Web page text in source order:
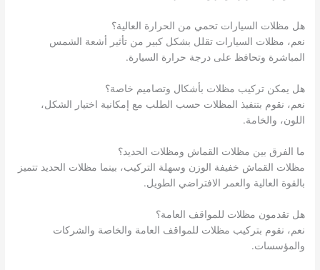
هل مظلات السيارات تحمي من الحرارة العالية؟
نعم، مظلات السيارات تقلل بشكل كبير من تأثير أشعة الشمس
المباشرة وتحافظ على درجة حرارة السيارة.
هل يمكن تركيب مظلات بأشكال وتصاميم خاصة؟
نعم، نقوم بتنفيذ المظلات حسب الطلب مع إمكانية اختيار الشكل،
اللون، والخامة.
ما الفرق بين مظلات القماش ومظلات الحديد؟
مظلات القماش خفيفة الوزن وسهلة التركيب، بينما مظلات الحديد تتميز
بالقوة العالية والعمر الافتراضي الطويل.
هل تقدمون مظلات للمواقف العامة؟
نعم، نقوم بتركيب مظلات للمواقف العامة والخاصة والشركات
والمؤسسات.